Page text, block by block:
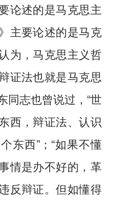
论述的是马克思主
主要论述的是马克
为，马克思主义哲
证法也就是马克思
同志也曾说过，“世
西，辩证法、认识
东西”；“如果不懂
情是办不好的，革
反辩证。但如懂得